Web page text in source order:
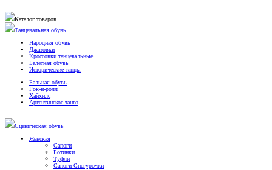
Каталог товаров
Танцевальная обувь
Народная обувь
Джазовки
Кроссовки танцевальные
Балетная обувь
Исторические танцы
Бальная обувь
Рок-н-ролл
Хайхилс
Аргентинское танго
Сценическая обувь
Женская
Сапоги
Ботинки
Туфли
Сапоги Снегурочки